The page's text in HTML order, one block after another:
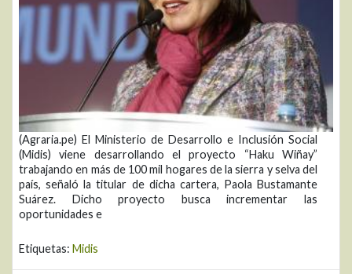
(Agraria.pe) El Ministerio de Desarrollo e Inclusión Social
(Midis) viene desarrollando el proyecto “Haku Wiñay”
trabajando en más de 100 mil hogares de la sierra y selva del
país, señaló la titular de dicha cartera, Paola Bustamante
Suárez. Dicho proyecto busca incrementar las
oportunidades e
Etiquetas: Midis